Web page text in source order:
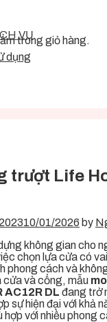
trong giỏ hàng.
VỤ
dụng
trượt Life
10/01/2026 by
không gian cho
chọn lựa cửa có
phong cách và
cửa và cổng, mẫu
AC12R DL đang trở
sự hiện đại với khả
hợp với nhiều phong